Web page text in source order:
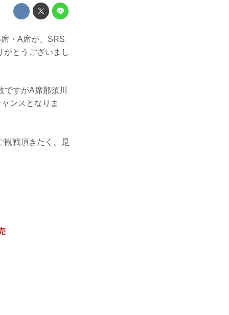
・A席が、SRS
がとうございまし
すがA席那須川
ンスとなりま
観戦頂きたく、是